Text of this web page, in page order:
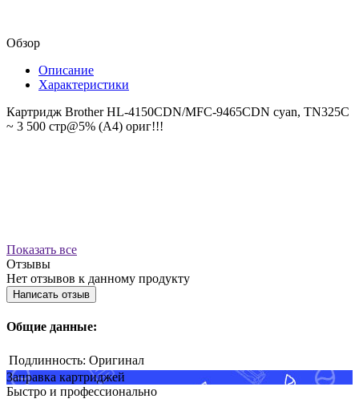
Обзор
Описание
Характеристики
Картридж Brother HL-4150CDN/MFC-9465CDN cyan, TN325C
~ 3 500 стр@5% (А4) ориг!!!
Показать все
Отзывы
Нет отзывов к данному продукту
Написать отзыв
Общие данные:
Подлинность: Оригинал
Заправка картриджей
Быстро и профессионально